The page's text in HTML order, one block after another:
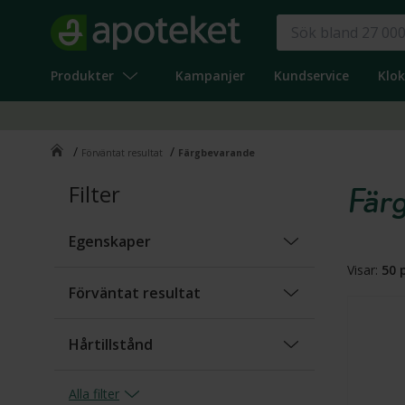
Produkter
Kampanjer Kundservice
/ Förväntat resultat / Färgbevarande
Filter
Egenskaper
Parfymerad (11)
Förväntat resultat
Hårtillstånd
Fett 3 )
Alla filter
Visar: 50